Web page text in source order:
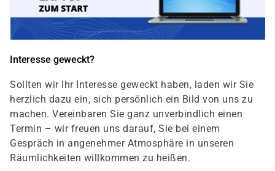
Interesse geweckt?
Sollten wir Ihr Interesse geweckt haben, laden wir Sie
herzlich dazu ein, sich persönlich ein Bild von uns zu
machen. Vereinbaren Sie ganz unverbindlich einen
Termin – wir freuen uns darauf, Sie bei einem
Gespräch in angenehmer Atmosphäre in unseren
Räumlichkeiten willkommen zu heißen.